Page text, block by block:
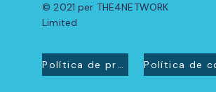
© 2021 per THE4NETWORK
Limited
Política de privacitat